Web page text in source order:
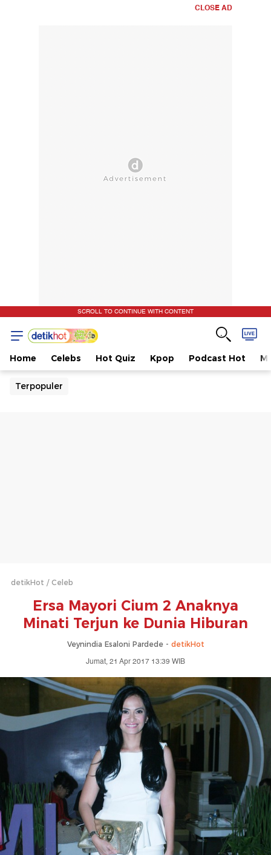
CLOSE AD
SCROLL TO CONTINUE WITH CONTENT
Home Celebs Hot Quiz Kpop Podcast Hot
Terpopuler
detikHot Celeb
Ersa Mayori Cium 2 Anaknya
Minati Terjun ke Dunia Hiburan
Veynindia Esaloni Pardede - detikHot
Jumat, 21 Apr 2017 13:39 WIB